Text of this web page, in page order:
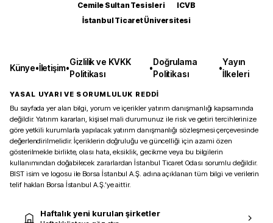
Cemile Sultan Tesisleri
ICVB
İstanbul Ticaret Üniversitesi
Künye•İletişim•
Gizlilik ve KVKK
Politikası
•
Doğrulama
Politikası
•
Yayın
İlkeleri
YASAL UYARI VE SORUMLULUK REDDİ
Bu sayfada yer alan bilgi, yorum ve içerikler yatırım danışmanlığı kapsamında
değildir. Yatırım kararları, kişisel mali durumunuz ile risk ve getiri tercihlerinize
göre yetkili kurumlarla yapılacak yatırım danışmanlığı sözleşmesi çerçevesinde
değerlendirilmelidir. İçeriklerin doğruluğu ve güncelliği için azami özen
gösterilmekle birlikte, olası hata, eksiklik, gecikme veya bu bilgilerin
kullanımından doğabilecek zararlardan İstanbul Ticaret Odası sorumlu değildir.
BIST isim ve logosu ile Borsa İstanbul A.Ş. adına açıklanan tüm bilgi ve verilerin
telif hakları Borsa İstanbul A.Ş.’ye aittir.
Haftalık yeni kurulan şirketler